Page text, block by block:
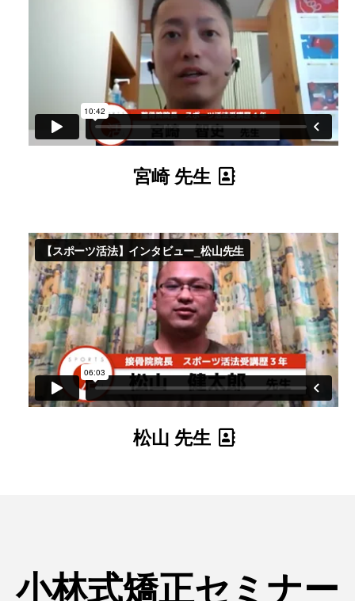
宮崎 先生
松山 先生
小林式矯正セミナー